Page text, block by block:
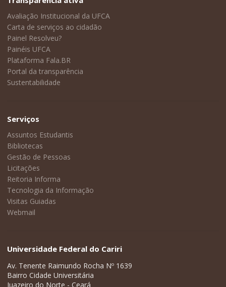
Avaliação Institucional da UFCA
Carta de serviços ao cidadão
Painel Resolveu?
Painéis UFCA
Plataforma Fala.BR
Portal da transparência
Sustentabilidade
Serviços
Assuntos Estudantis
Bibliotecas
Gestão de Pessoas
Licitações
Reitoria Informa
Tecnologia da Informação
Visitas Guiadas
Webmail
Universidade Federal do Cariri
Av. Tenente Raimundo Rocha Nº 1639
Bairro Cidade Universitária
Juazeiro do Norte - Ceará